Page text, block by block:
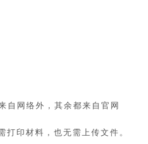
自网络外，其余都来自官网
打印材料，也无需上传文件。